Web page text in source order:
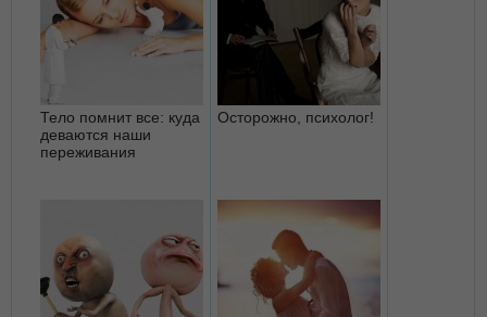
Тело помнит все: куда
деваются наши
переживания
Осторожно, психолог!